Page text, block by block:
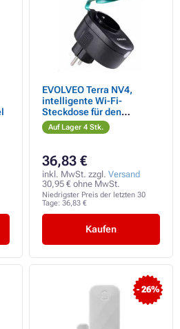
EVOLVEO Terra NV4,
intelligente Wi-Fi-
Steckdose für den
Außenbereich
Auf Lager 4 Stk.
36,83 €
inkl. MwSt. zzgl. Versand
30,95 € ohne MwSt.
Niedrigster Preis der letzten 30
Tage: 36,83 €
Kaufen
- 26%